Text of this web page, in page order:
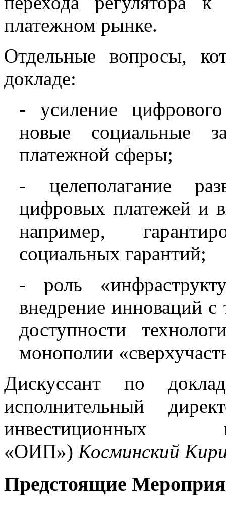
платежном рынке.
Отдельные вопросы,
докладе:
- усиление цифрового
новые социальные
платежной сферы;
- целеполагание
цифровых платежей и
например,
социальных гарантий;
- роль
внедрение инноваций
доступности
монополии
Дискуссант по
исполнительный
инвестиционных
«ОИП») Косминский
Предстоящие